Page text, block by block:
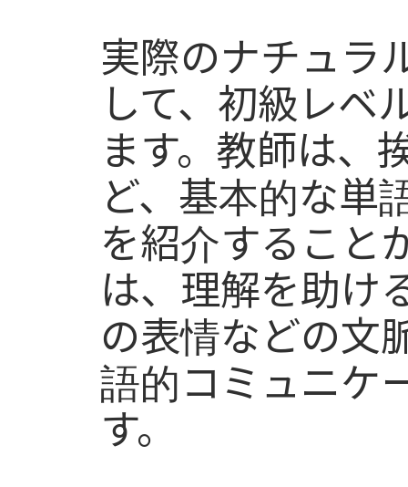
実際のナチュラ
して、初級レベ
ます。教師は、
ど、基本的な単
を紹介すること
は、理解を助け
の表情などの文
語的コミュニケ
す。